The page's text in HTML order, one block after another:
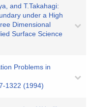
and T.Takahagi:
under a High
Dimensional
Surface Science
Problems in
1322 (1994)